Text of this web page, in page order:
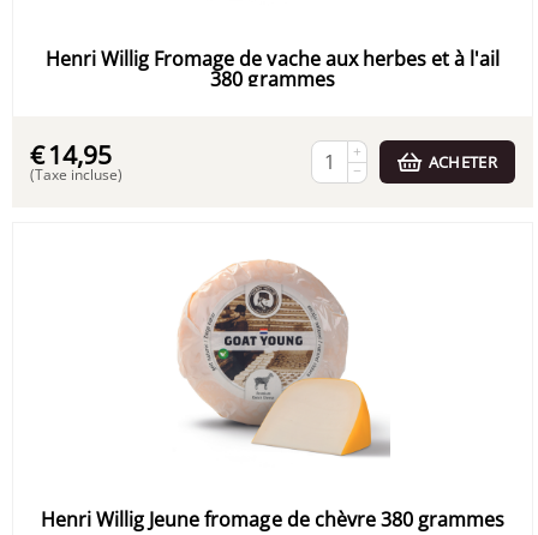
Henri Willig Fromage de vache aux herbes et à l'ail
380 grammes
€14,95
(Taxe incluse)
+
−
ACHETER
Henri Willig Jeune fromage de chèvre 380 grammes